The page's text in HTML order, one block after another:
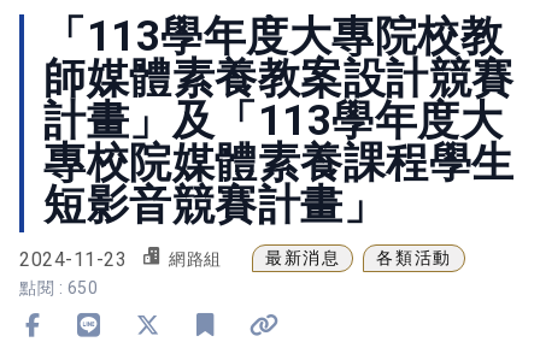
「113學年度大專院校教
師媒體素養教案設計競賽
計畫」及「113學年度大
專校院媒體素養課程學生
短影音競賽計畫」
2024-11-23 網路組 最新消息
各類活動
點閱 : 650